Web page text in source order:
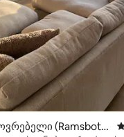
5‑დან 4,99, 355
(Ramsbotto